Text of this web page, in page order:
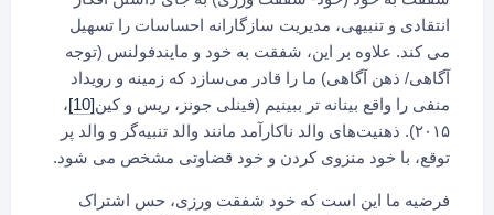
انتقادی و تنبیهی، مدیریت سازگارانه احساسات را تسهیل
می کند. علاوه بر این، شفقت به خود و مایندفولنس (توجه
آگاهی/ ذهن آگاهی) ما را قادر می‌سازد که زمینه و رویداد
منفی را واقع بینانه تر ببینیم (فینلی جونز، ریس و کین[10]
،
۲۰۱۵). ذهنیت‌های والد ناکارآمد مانند والد تنبیه‌گر و والد پر
توقع، با خود منزوی کردن و خود قضاوتی مشخص می شود.
فرضیه ما این است که خود شفقت ورزی، حس اشتراک